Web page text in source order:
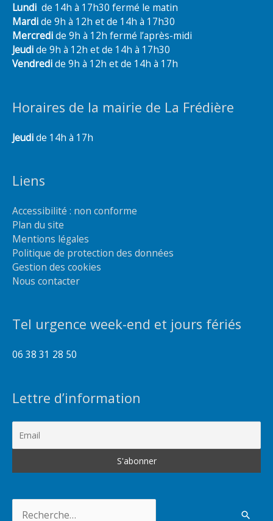
Lundi de 14h à 17h30 fermé le matin
Mardide 9h à 12h et de 14h à 17h30
Mercredide 9h à 12h fermé l’après-midi
Jeudide 9h à 12h et de 14h à 17h30
Vendredide 9h à 12h et de 14h à 17h
Horaires de la mairie de La Frédière
Jeudide 14h à 17h
Liens
Accessibilité : non conforme
Plan du site
Mentions légales
Politique de protection des données
Gestion des cookies
Nous contacter
Tel urgence week-end et jours fériés
06 38 31 28 50
Lettre d’information